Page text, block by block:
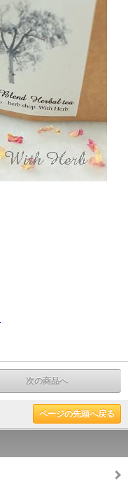
次の商品へ
ページの先頭へ戻る